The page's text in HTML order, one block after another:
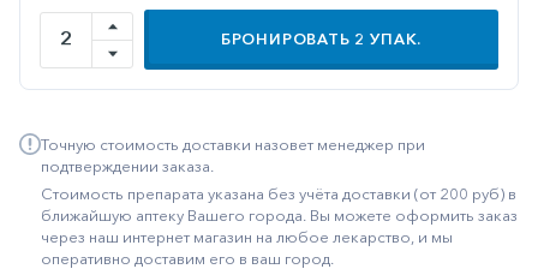
Метаболизм
Минеральный
обмен
средства
Неврологические
Остеопороз
БРОНИРОВАТЬ 2 УПАК.
Точную стоимость доставки назовет менеджер при
подтверждении заказа.
Стоимость препарата указана без учёта доставки (от 200 руб) в
ближайшую аптеку Вашего города. Вы можете оформить заказ
через наш интернет магазин на любое лекарство, и мы
оперативно доставим его в ваш город.